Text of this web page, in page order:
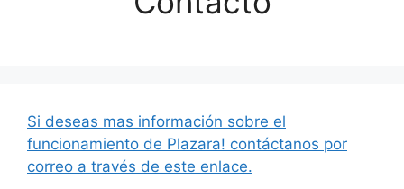
Si deseas mas información sobre el
funcionamiento de Plazara! contáctanos por
correo a través de este enlace.